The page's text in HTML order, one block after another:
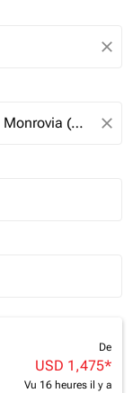
close
close
De
USD 1,475*
Vu 16 heures il y a